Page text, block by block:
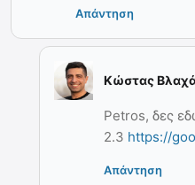
Απάντηση
Κώστας
Petros, δες
2.3 https://
Απάντηση